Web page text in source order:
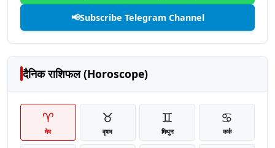
📢Subscribe Telegram Channel
दैनिक राशिफल (Horoscope)
♈
मेष
♉
वृषभ
♊
मिथुन
♋
कर्क